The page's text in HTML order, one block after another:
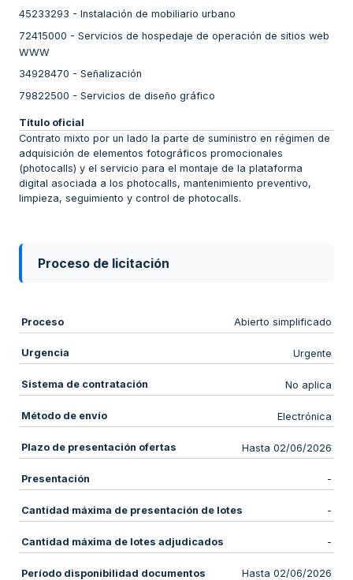
45233293 - Instalación de mobiliario urbano
72415000 - Servicios de hospedaje de operación de sitios web
WWW
34928470 - Señalización
79822500 - Servicios de diseño gráfico
Título oficial
Contrato mixto por un lado la parte de suministro en régimen de
adquisición de elementos fotográficos promocionales
(photocalls) y el servicio para el montaje de la plataforma
digital asociada a los photocalls, mantenimiento preventivo,
limpieza, seguimiento y control de photocalls.
Proceso de licitación
Proceso Abierto simplificado
Urgencia Urgente
Sistema de contratación No aplica
Método de envío Electrónica
Plazo de presentación ofertas Hasta 02/06/2026
Presentación -
Cantidad máxima de presentación de lotes -
Cantidad máxima de lotes adjudicados -
Período disponibilidad documentos Hasta 02/06/2026